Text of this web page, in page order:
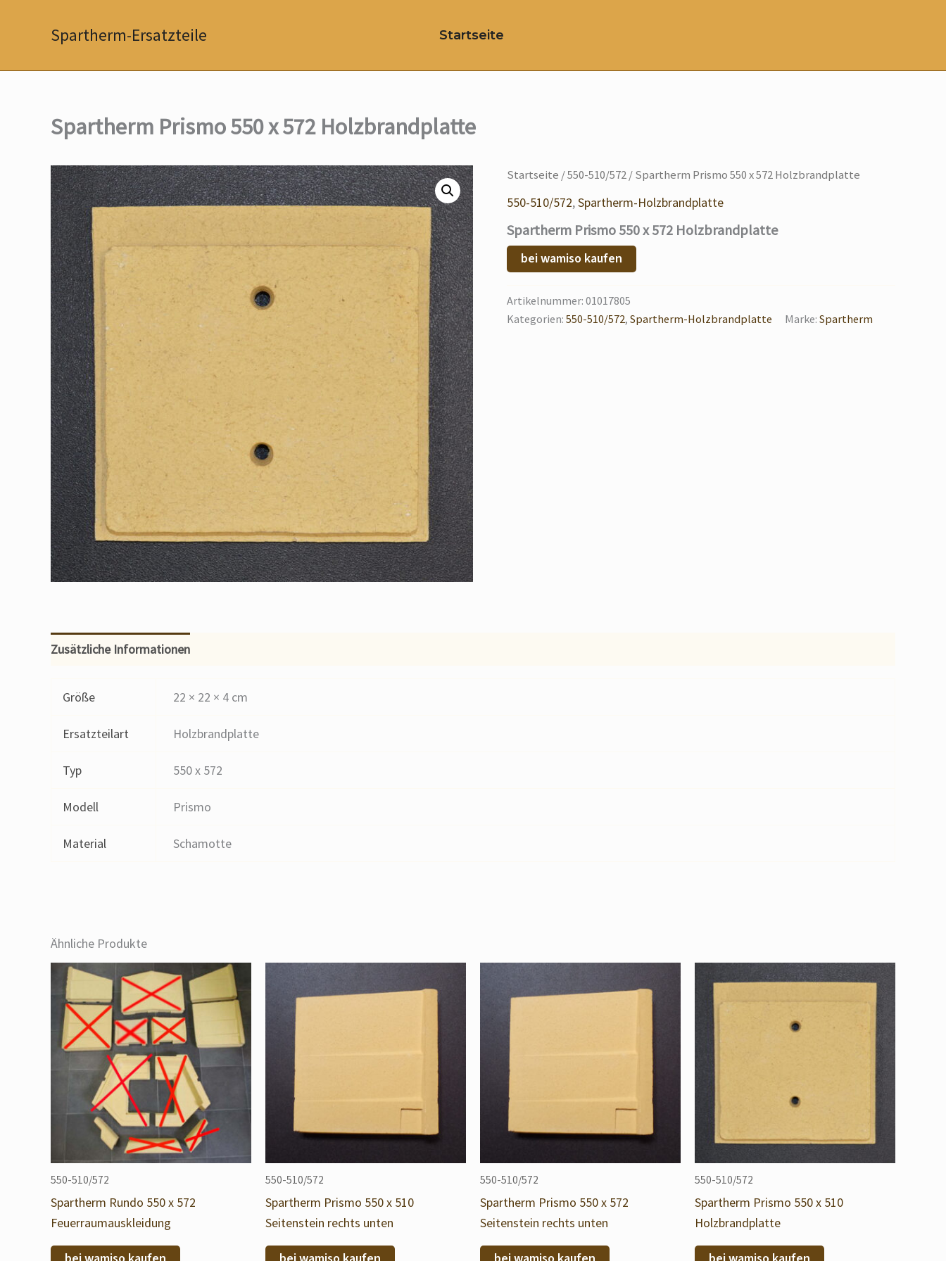
Spartherm-Ersatzteile Startseite
Spartherm Prismo 550 x 572 Holzbrandplatte
Startseite /550-510/572/ Spartherm Prismo 550 x 572 Holzbrandplatte
550-510/572,Spartherm-Holzbrandplatte
Spartherm Prismo 550 x 572 Holzbrandplatte
bei wamiso kaufen
Artikelnummer: 01017805
Kategorien: 550-510/572, Spartherm-Holzbrandplatte Marke: Spartherm
Zusätzliche Informationen
Größe 22 × 22 × 4 cm
Ersatzteilart Holzbrandplatte
Typ 550 x 572
Modell Prismo
Material Schamotte
Ähnliche Produkte
550-510/572
Spartherm Rundo 550 x 572
Feuerraumauskleidung
550-510/572
Spartherm Prismo 550 x 510
Seitenstein rechts unten
550-510/572
Spartherm Prismo 550 x 572
Seitenstein rechts unten
550-510/572
Spartherm Prismo 550 x 510
Holzbrandplatte